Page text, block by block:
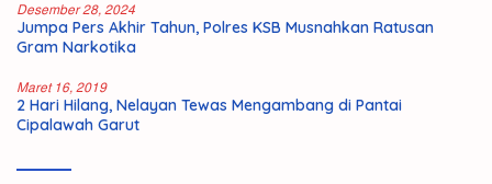
Desember 28, 2024
Jumpa Pers Akhir Tahun, Polres KSB Musnahkan Ratusan
Gram Narkotika
Maret 16, 2019
2 Hari Hilang, Nelayan Tewas Mengambang di Pantai
Cipalawah Garut